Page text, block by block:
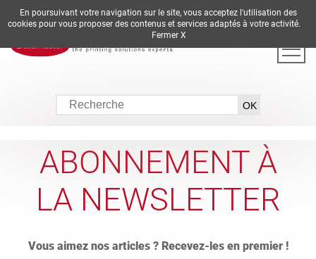
DE EN ES FR IT
ABONNEMENT À
LA NEWSLETTER
Vous aimez nos articles ? Recevez-les en premier !
En poursuivant votre navigation sur le site, vous acceptez l'utilisation des
cookies pour vous proposer des contenus et services adaptés à votre activité.
Fermer X